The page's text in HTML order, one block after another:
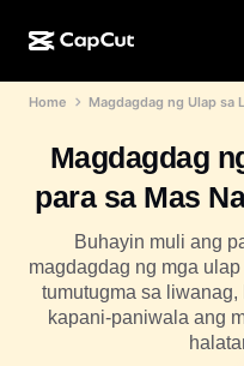
CapCut Online
CapCut Pad
CapCut Mobile
Dreamina AI
AI na paggawa
AI na Disenyo
AI video generator
Generator ng AI na
Mga Feature
Mga AI tool
Image editor at
Voice generator at
Mga pang-holiday na
Higit pa
Mga template ng
Tungkol sa Amin
Komunidad
Mga Inisyatiba
Mga Affiliate
Pioneer Program
Home Magdagdag ng Ulap sa
Magdagdag
para sa Mas
Buhayin muli ang
magdagdag ng mga
tumutugma sa
kapani-paniwala ang